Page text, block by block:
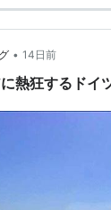
原厚木道路）
・
・大磯方面）
• 14日前
熱狂するドイ